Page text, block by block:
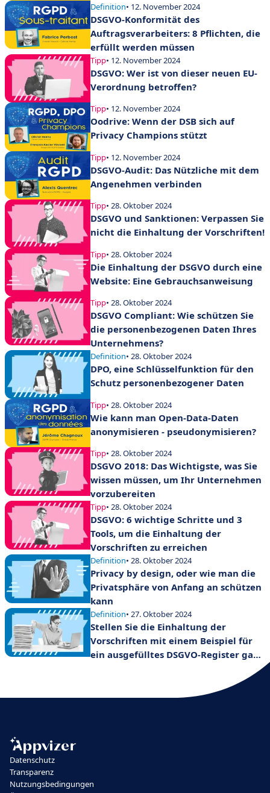
Definition• 12. November 2024
DSGVO-Konformität des
Auftragsverarbeiters: 8 Pflichten, die
erfüllt werden müssen
Tipp• 12. November 2024
DSGVO: Wer ist von dieser neuen EU-
Verordnung betroffen?
Tipp• 12. November 2024
Oodrive: Wenn der DSB sich auf
Privacy Champions stützt
Tipp• 12. November 2024
DSGVO-Audit: Das Nützliche mit dem
Angenehmen verbinden
Tipp• 28. Oktober 2024
DSGVO und Sanktionen: Verpassen Sie
nicht die Einhaltung der Vorschriften!
Tipp• 28. Oktober 2024
Die Einhaltung der DSGVO durch eine
Website: Eine Gebrauchsanweisung
Tipp• 28. Oktober 2024
DSGVO Compliant: Wie schützen Sie
die personenbezogenen Daten Ihres
Unternehmens?
Definition• 28. Oktober 2024
DPO, eine Schlüsselfunktion für den
Schutz personenbezogener Daten
Tipp• 28. Oktober 2024
Wie kann man Open-Data-Daten
anonymisieren - pseudonymisieren?
Tipp• 28. Oktober 2024
DSGVO 2018: Das Wichtigste, was Sie
wissen müssen, um Ihr Unternehmen
vorzubereiten
Tipp• 28. Oktober 2024
DSGVO: 6 wichtige Schritte und 3
Tools, um die Einhaltung der
Vorschriften zu erreichen
Definition• 28. Oktober 2024
Privacy by design, oder wie man die
Privatsphäre von Anfang an schützen
kann
Definition• 27. Oktober 2024
Stellen Sie die Einhaltung der
Vorschriften mit einem Beispiel für
ein ausgefülltes DSGVO-Register ganz
Datenschutz
Transparenz
Nutzungsbedingungen